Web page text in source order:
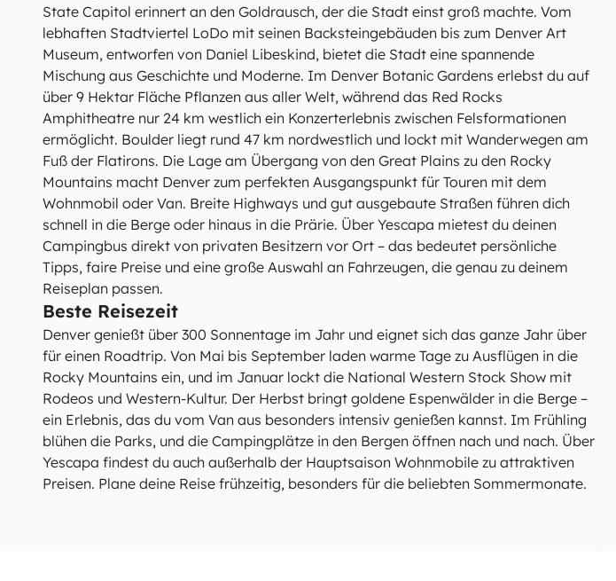
State Capitol erinnert an den Goldrausch, der die Stadt einst groß machte. Vom
lebhaften Stadtviertel LoDo mit seinen Backsteingebäuden bis zum Denver Art
Museum, entworfen von Daniel Libeskind, bietet die Stadt eine spannende
Mischung aus Geschichte und Moderne. Im Denver Botanic Gardens erlebst du auf
über 9 Hektar Fläche Pflanzen aus aller Welt, während das Red Rocks
Amphitheatre nur 24 km westlich ein Konzerterlebnis zwischen Felsformationen
ermöglicht. Boulder liegt rund 47 km nordwestlich und lockt mit Wanderwegen am
Fuß der Flatirons. Die Lage am Übergang von den Great Plains zu den Rocky
Mountains macht Denver zum perfekten Ausgangspunkt für Touren mit dem
Wohnmobil oder Van. Breite Highways und gut ausgebaute Straßen führen dich
schnell in die Berge oder hinaus in die Prärie. Über Yescapa mietest du deinen
Campingbus direkt von privaten Besitzern vor Ort – das bedeutet persönliche
Tipps, faire Preise und eine große Auswahl an Fahrzeugen, die genau zu deinem
Reiseplan passen.
Beste Reisezeit
Denver genießt über 300 Sonnentage im Jahr und eignet sich das ganze Jahr über
für einen Roadtrip. Von Mai bis September laden warme Tage zu Ausflügen in die
Rocky Mountains ein, und im Januar lockt die National Western Stock Show mit
Rodeos und Western-Kultur. Der Herbst bringt goldene Espenwälder in die Berge –
ein Erlebnis, das du vom Van aus besonders intensiv genießen kannst. Im Frühling
blühen die Parks, und die Campingplätze in den Bergen öffnen nach und nach. Über
Yescapa findest du auch außerhalb der Hauptsaison Wohnmobile zu attraktiven
Preisen. Plane deine Reise frühzeitig, besonders für die beliebten Sommermonate.